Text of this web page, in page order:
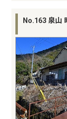
No.163 泉山